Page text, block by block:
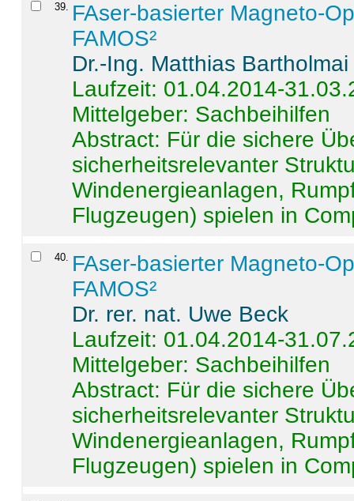
39. FAser-basierter Magneto-
FAMOS²
Dr.-Ing. Matthias Bartholmai
Laufzeit: 01.04.2014-
Mittelgeber: Sachbeihilfen
Abstract: Für die sichere
sicherheitsrelevanter
Windenergieanlagen,
Flugzeugen) spielen in
40. FAser-basierter Magneto-
FAMOS²
Dr. rer. nat. Uwe Beck
Laufzeit: 01.04.2014-
Mittelgeber: Sachbeihilfen
Abstract: Für die sichere
sicherheitsrelevanter
Windenergieanlagen,
Flugzeugen) spielen in